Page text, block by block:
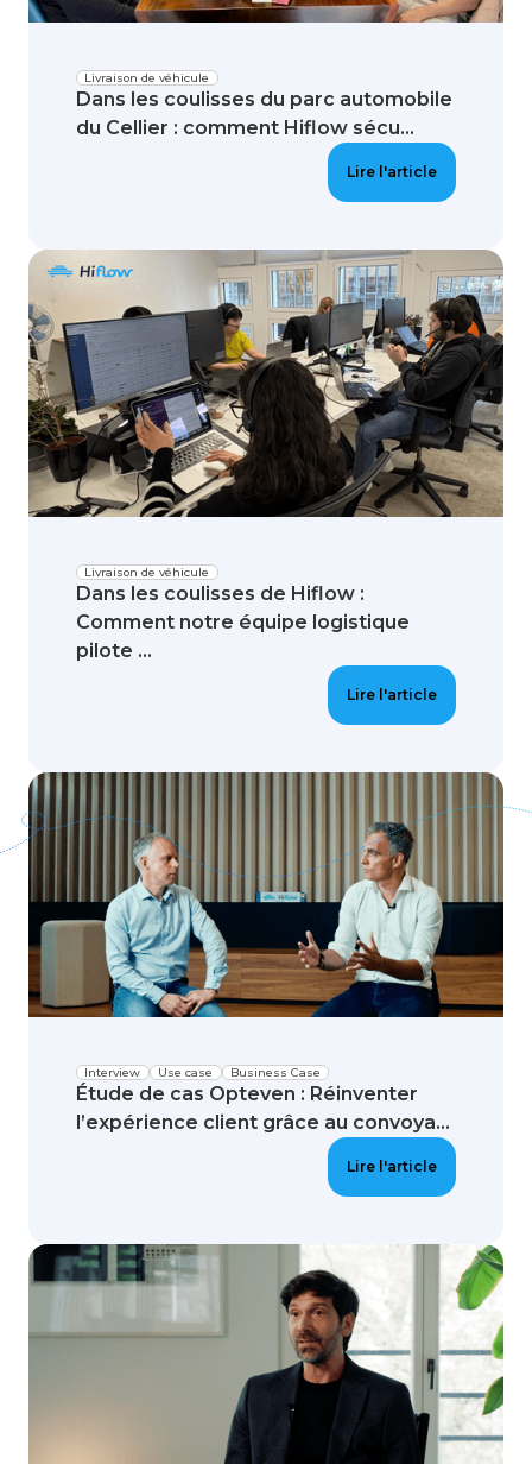
Livraison de véhicule
Dans les coulisses du parc automobile
du Cellier : comment Hiflow sécu...
Lire l'article
Livraison de véhicule
Dans les coulisses de Hiflow :
Comment notre équipe logistique
pilote ...
Lire l'article
Business Case
Use case
Interview
Étude de cas Opteven : Réinventer
l’expérience client grâce au convoya...
Lire l'article